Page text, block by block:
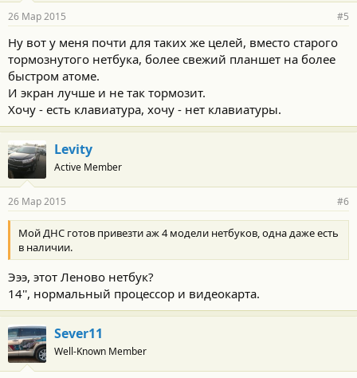
26 Мар 2015 #5
Ну вот у меня почти для таких же целей, вместо старого
тормознутого нетбука, более свежий планшет на более
быстром атоме.
И экран лучше и не так тормозит.
Хочу - есть клавиатура, хочу - нет клавиатуры.
Levity
Active Member
26 Мар 2015 #6
Мой ДНС готов привезти аж 4 модели нетбуков, одна даже есть
в наличии.
Эээ, этот Леново нетбук?
14'', нормальный процессор и видеокарта.
Sever11
Well-Known Member